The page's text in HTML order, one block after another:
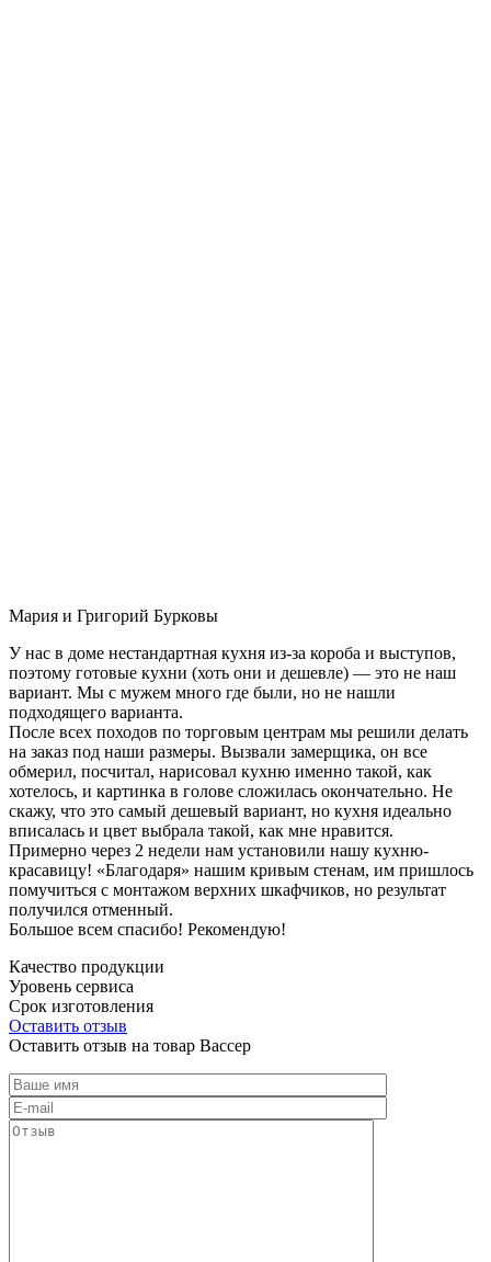
Мария и Григорий Бурковы
У нас в доме нестандартная кухня из-за короба и выступов,
поэтому готовые кухни (хоть они и дешевле) — это не наш
вариант. Мы с мужем много где были, но не нашли
подходящего варианта.
После всех походов по торговым центрам мы решили делать
на заказ под наши размеры. Вызвали замерщика, он все
обмерил, посчитал, нарисовал кухню именно такой, как
хотелось, и картинка в голове сложилась окончательно. Не
скажу, что это самый дешевый вариант, но кухня идеально
вписалась и цвет выбрала такой, как мне нравится.
Примерно через 2 недели нам установили нашу кухню-
красавицу! «Благодаря» нашим кривым стенам, им пришлось
помучиться с монтажом верхних шкафчиков, но результат
получился отменный.
Большое всем спасибо! Рекомендую!
Качество продукции
Уровень сервиса
Срок изготовления
Оставить отзыв
Оставить отзыв на товар Вассер